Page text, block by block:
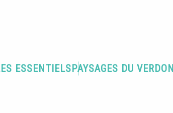
ESSENTIELS PAYSAGES DU VERDON